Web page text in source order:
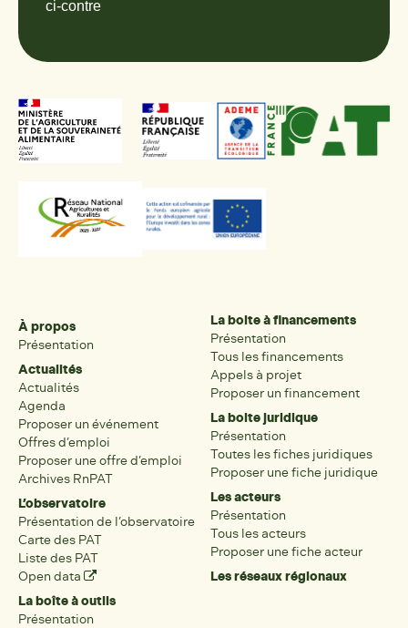
ci-contre
À propos
Présentation
Actualités
Actualités
Agenda
Proposer un événement
Offres d’emploi
Proposer une offre d’emploi
Archives RnPAT
L’observatoire
Présentation de l’observatoire
Carte des PAT
Liste des PAT
Open data
La boîte à outils
Présentation
La boite à financements
Présentation
Tous les financements
Appels à projet
Proposer un financement
La boite juridique
Présentation
Toutes les fiches juridiques
Proposer une fiche juridique
Les acteurs
Présentation
Tous les acteurs
Proposer une fiche acteur
Les réseaux régionaux